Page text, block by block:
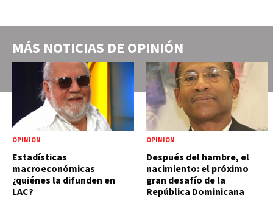
MÁS NOTICIAS DE OPINIÓN
OPINIÓN
Estadísticas
macroeconómicas
¿quiénes la difunden en
LAC?
OPINIÓN
Después del hambre, el
nacimiento: el próximo
gran desafío de la
República Dominicana